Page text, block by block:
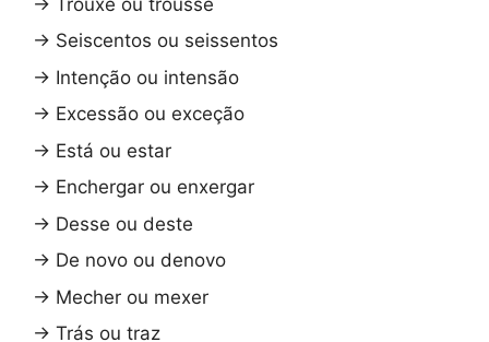
→ Seiscentos ou seissentos
→ Intenção ou intensão
→ Excessão ou exceção
→ Está ou estar
→ Enchergar ou enxergar
→ Desse ou deste
→ De novo ou denovo
→ Mecher ou mexer
→ Trás ou traz